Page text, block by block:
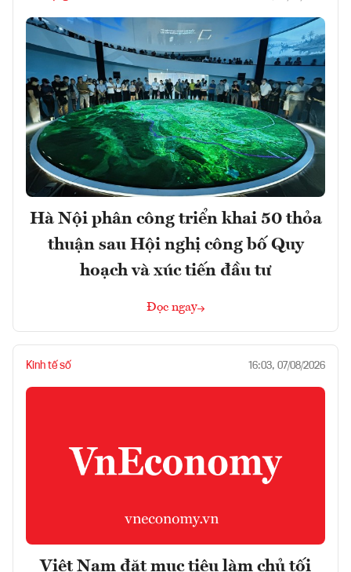
Hà Nội phân công triển khai 50 thỏa
thuận sau Hội nghị công bố Quy
hoạch và xúc tiến đầu tư
Đọc ngay
Kinh tế số 16:03, 07/08/2026
Việt Nam đặt mục tiêu làm chủ tối